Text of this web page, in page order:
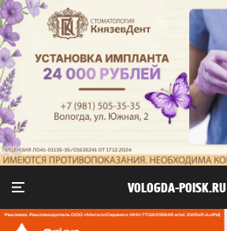
VOLOGDA-POISK.RU